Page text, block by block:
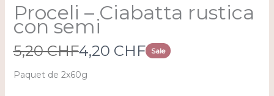
Proceli – Ciabatta rustica
con semi
W
a
5,20 CHFN
o
4,20 CHF Sale
Paquet de 2x60g